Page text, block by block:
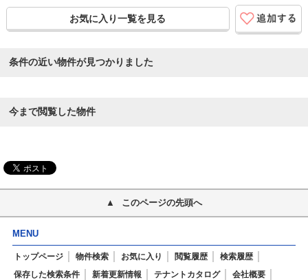
お気に入り一覧を見る
条件の近い物件が見つかりました
今まで閲覧した物件
このページの先頭へ
MENU
トップページ 物件検索 お気に入り 閲覧履歴
検索履歴
保存した検索条件
新着更新情報 テナントカタログ
会社概要